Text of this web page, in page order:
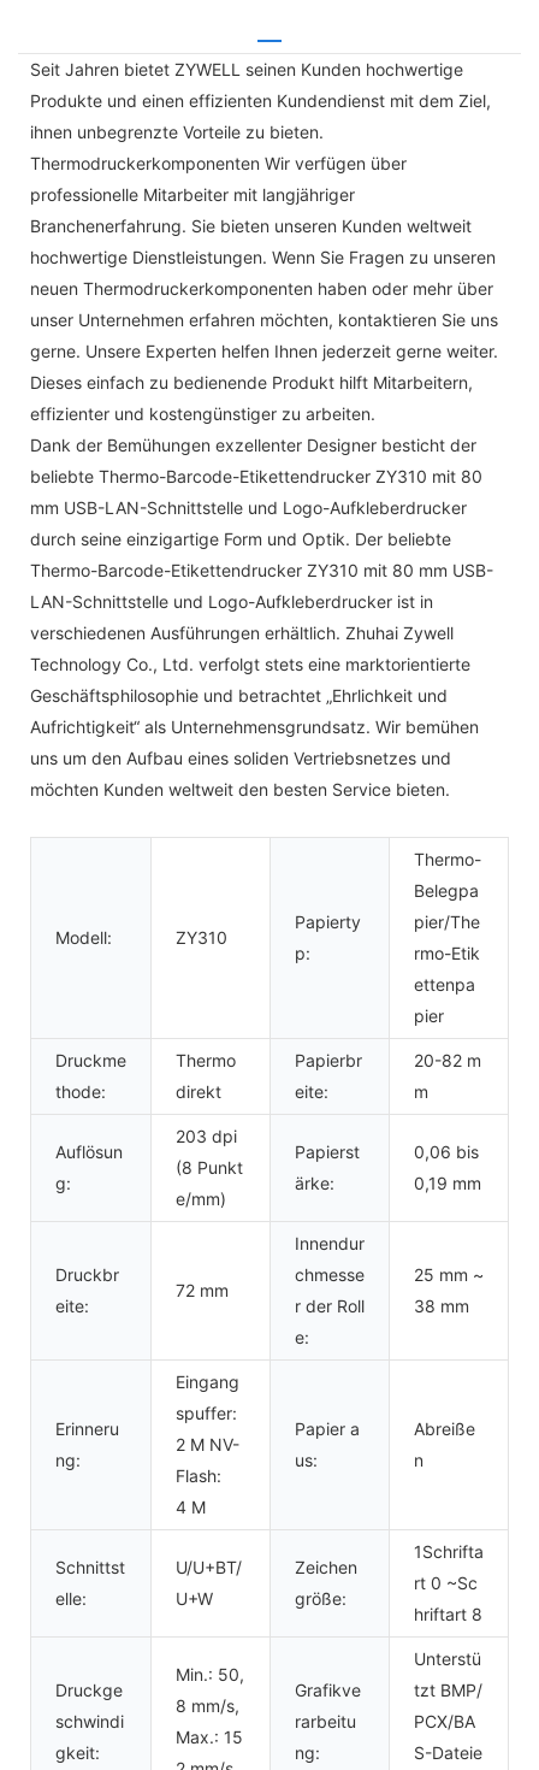
Seit Jahren bietet ZYWELL seinen Kunden hochwertige
Produkte und einen effizienten Kundendienst mit dem Ziel,
ihnen unbegrenzte Vorteile zu bieten.
Thermodruckerkomponenten Wir verfügen über
professionelle Mitarbeiter mit langjähriger
Branchenerfahrung. Sie bieten unseren Kunden weltweit
hochwertige Dienstleistungen. Wenn Sie Fragen zu unseren
neuen Thermodruckerkomponenten haben oder mehr über
unser Unternehmen erfahren möchten, kontaktieren Sie uns
gerne. Unsere Experten helfen Ihnen jederzeit gerne weiter.
Dieses einfach zu bedienende Produkt hilft Mitarbeitern,
effizienter und kostengünstiger zu arbeiten.
Dank der Bemühungen exzellenter Designer besticht der
beliebte Thermo-Barcode-Etikettendrucker ZY310 mit 80
mm USB-LAN-Schnittstelle und Logo-Aufkleberdrucker
durch seine einzigartige Form und Optik. Der beliebte
Thermo-Barcode-Etikettendrucker ZY310 mit 80 mm USB-
LAN-Schnittstelle und Logo-Aufkleberdrucker ist in
verschiedenen Ausführungen erhältlich. Zhuhai Zywell
Technology Co., Ltd. verfolgt stets eine marktorientierte
Geschäftsphilosophie und betrachtet „Ehrlichkeit und
Aufrichtigkeit“ als Unternehmensgrundsatz. Wir bemühen
uns um den Aufbau eines soliden Vertriebsnetzes und
möchten Kunden weltweit den besten Service bieten.
Modell: ZY310
Papierty
p:
Thermo-
Belegpa
pier/The
rmo-Etik
ettenpa
pier
Druckme
thode:
Thermo
direkt
Papierbr
eite:
20-82 m
m
Auflösun
g:
203 dpi
(8 Punkt
e/mm)
Papierst
ärke:
0,06 bis
0,19 mm
Druckbr
eite:
72 mm
Innendur
chmesse
r der Roll
e:
25 mm ~
38 mm
Erinneru
ng:
Eingang
spuffer:
2 M NV-
Flash:
4 M
Papier a
us:
Abreiße
n
Schnittst
elle:
U/U+BT/
U+W
Zeichen
größe:
1Schrifta
rt 0 ~Sc
hriftart 8
Druckge
schwindi
gkeit:
Min.: 50,
8 mm/s,
Max.: 15
Grafikve
rarbeitu
ng:
Unterstü
tzt BMP/
PCX/BA
S-Dateie